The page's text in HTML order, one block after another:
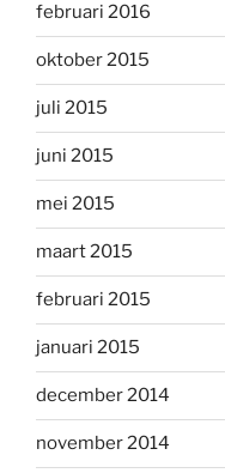
februari 2016
oktober 2015
juli 2015
juni 2015
mei 2015
maart 2015
februari 2015
januari 2015
december 2014
november 2014